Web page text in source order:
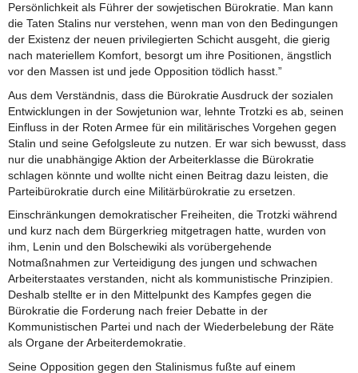
Persönlichkeit als Führer der sowjetischen Bürokratie. Man kann
die Taten Stalins nur verstehen, wenn man von den Bedingungen
der Existenz der neuen privilegierten Schicht ausgeht, die gierig
nach materiellem Komfort, besorgt um ihre Positionen, ängstlich
vor den Massen ist und jede Opposition tödlich hasst.”
Aus dem Verständnis, dass die Bürokratie Ausdruck der sozialen
Entwicklungen in der Sowjetunion war, lehnte Trotzki es ab, seinen
Einfluss in der Roten Armee für ein militärisches Vorgehen gegen
Stalin und seine Gefolgsleute zu nutzen. Er war sich bewusst, dass
nur die unabhängige Aktion der Arbeiterklasse die Bürokratie
schlagen könnte und wollte nicht einen Beitrag dazu leisten, die
Parteibürokratie durch eine Militärbürokratie zu ersetzen.
Einschränkungen demokratischer Freiheiten, die Trotzki während
und kurz nach dem Bürgerkrieg mitgetragen hatte, wurden von
ihm, Lenin und den Bolschewiki als vorübergehende
Notmaßnahmen zur Verteidigung des jungen und schwachen
Arbeiterstaates verstanden, nicht als kommunistische Prinzipien.
Deshalb stellte er in den Mittelpunkt des Kampfes gegen die
Bürokratie die Forderung nach freier Debatte in der
Kommunistischen Partei und nach der Wiederbelebung der Räte
als Organe der Arbeiterdemokratie.
Seine Opposition gegen den Stalinismus fußte auf einem